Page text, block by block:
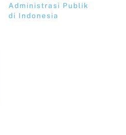
Administrasi Publik
di Indonesia